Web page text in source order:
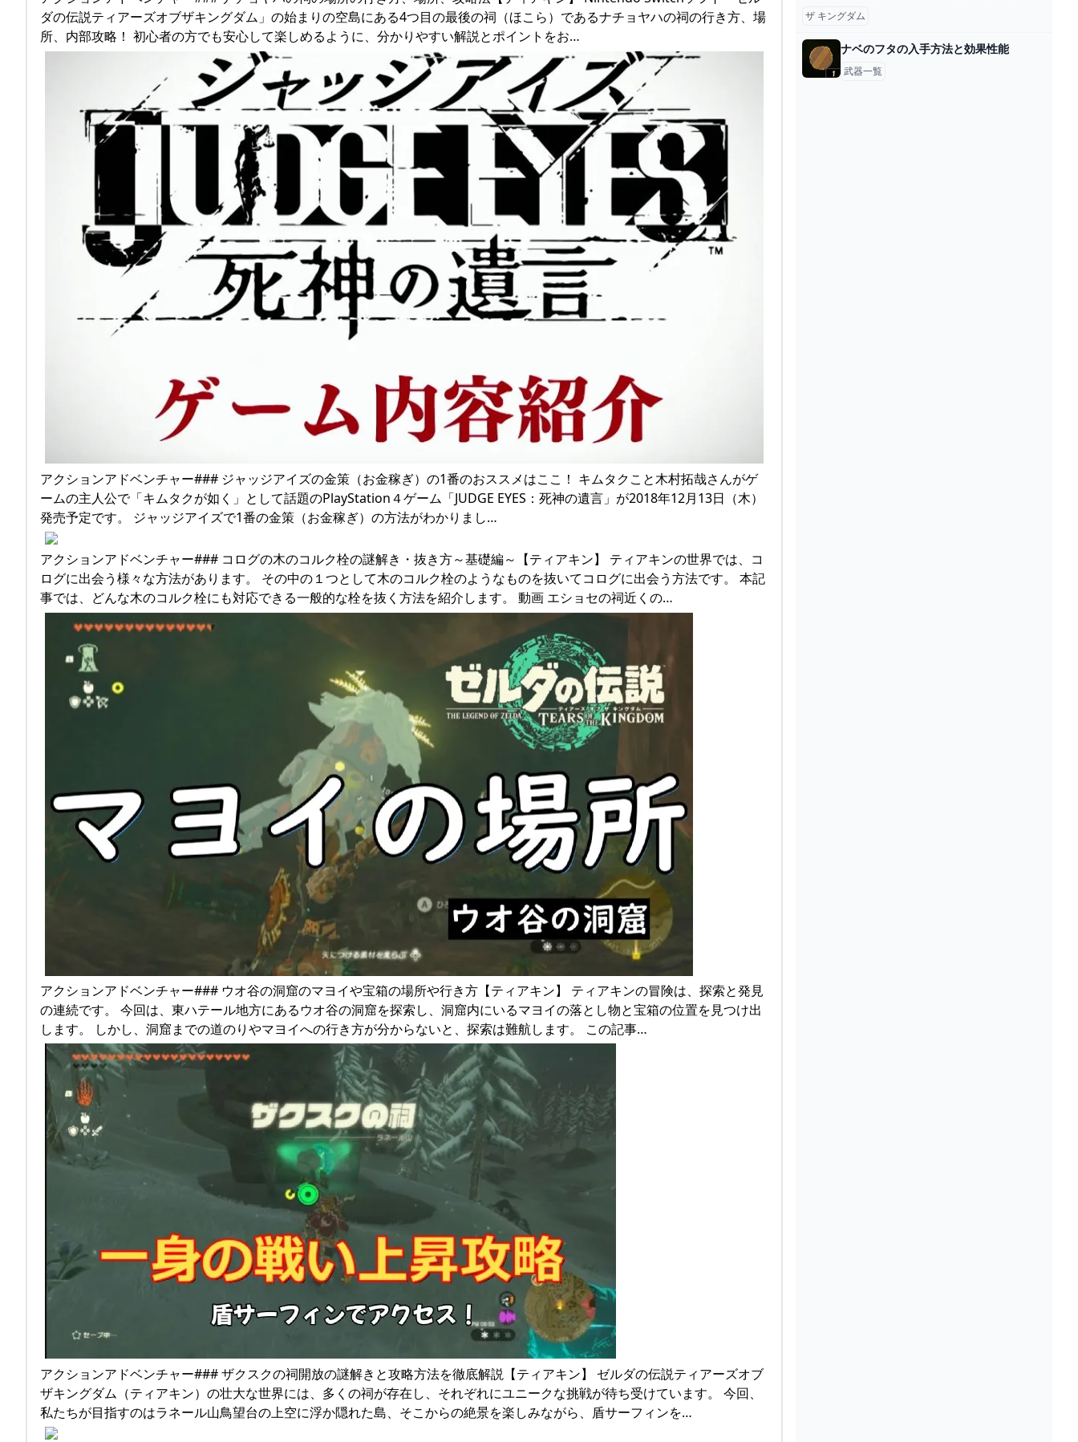
ダの伝説ティアーズオブザキングダム」の始まりの空島にある4つ目の最後の祠（ほこら）であるナチョヤハの祠の行き方、場
所、内部攻略！ 初心者の方でも安心して楽しめるように、分かりやすい解説とポイントをお…
アクションアドベンチャー### ジャッジアイズの金策（お金稼ぎ）の1番のおススメはここ！ キムタクこと木村拓哉さんがゲ
ームの主人公で「キムタクが如く」として話題のPlayStation４ゲーム「JUDGE EYES：死神の遺言」が2018年12月13日（木）
発売予定です。 ジャッジアイズで1番の金策（お金稼ぎ）の方法がわかりまし…
アクションアドベンチャー### コログの木のコルク栓の謎解き・抜き方～基礎編～【ティアキン】 ティアキンの世界では、コ
ログに出会う様々な方法があります。 その中の１つとして木のコルク栓のようなものを抜いてコログに出会う方法です。 本記
事では、どんな木のコルク栓にも対応できる一般的な栓を抜く方法を紹介します。 動画 エショセの祠近くの…
アクションアドベンチャー### ウオ谷の洞窟のマヨイや宝箱の場所や行き方【ティアキン】 ティアキンの冒険は、探索と発見
の連続です。 今回は、東ハテール地方にあるウオ谷の洞窟を探索し、洞窟内にいるマヨイの落とし物と宝箱の位置を見つけ出
します。 しかし、洞窟までの道のりやマヨイへの行き方が分からないと、探索は難航します。 この記事…
アクションアドベンチャー### ザクスクの祠開放の謎解きと攻略方法を徹底解説【ティアキン】 ゼルダの伝説ティアーズオブ
ザキングダム（ティアキン）の壮大な世界には、多くの祠が存在し、それぞれにユニークな挑戦が待ち受けています。 今回、
私たちが目指すのはラネール山鳥望台の上空に浮か隠れた島、そこからの絶景を楽しみながら、盾サーフィンを…
ザ キングダム
ナベのフタの入手方法と効果性能
武器一覧